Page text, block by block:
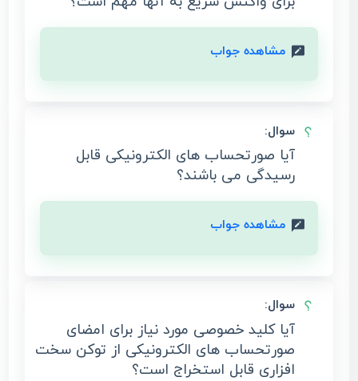
مشاهده جواب
سوال:
آیا صورتحساب های الکترونیکی قابل
رسیدگی می باشند؟
مشاهده جواب
سوال:
آیا کلید خصوصی مورد نیاز برای امضای
صورتحساب‌ های الکترونیکی از توکن سخت
افزاری قابل استخراج است؟